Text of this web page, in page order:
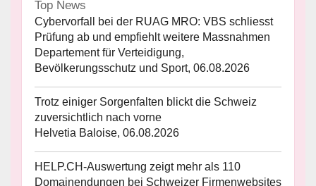
Top News
Cybervorfall bei der RUAG MRO: VBS schliesst
Prüfung ab und empfiehlt weitere Massnahmen
Departement für Verteidigung,
Bevölkerungsschutz und Sport, 06.08.2026
Trotz einiger Sorgenfalten blickt die Schweiz
zuversichtlich nach vorne
Helvetia Baloise, 06.08.2026
HELP.CH-Auswertung zeigt mehr als 110
Domainendungen bei Schweizer Firmenwebsites